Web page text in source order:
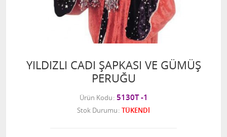
YILDIZLI CADI ŞAPKASI VE GÜMÜŞ
PERUĞU
Ürün Kodu 5130T -1
Stok Durumu TÜKENDİ